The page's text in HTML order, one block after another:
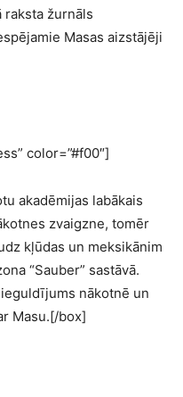
raksta žurnāls
Masas aizstājēji
color=”#f00″]
akadēmijas labākais
zvaigzne, tomēr
kļūdas un meksikānim
“Sauber” sastāvā.
nākotnē un
Masu.[/box]